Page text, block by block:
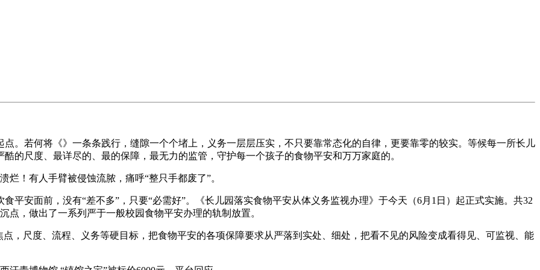
若何将《》一条条践行，缝隙一个个堵上，义务一层层压实，不只要靠常态化的自律，更要靠零的较实。等候每一所长儿
的尺度、最详尽的、最的保障，最无力的监管，守护每一个孩子的食物平安和万万家庭的。
！有人手臂被侵蚀流脓，痛呼“整只手都废了”。
安面前，没有“差不多”，只要“必需好”。《长儿园落实食物平安从体义务监视办理》于今天（6月1日）起正式实施。共32
，做出了一系列严于一般校园食物平安办理的轨制放置。
尺度、流程、义务等硬目标，把食物平安的各项保障要求从严落到实处、细处，把看不见的风险变成看得见、可监视、能